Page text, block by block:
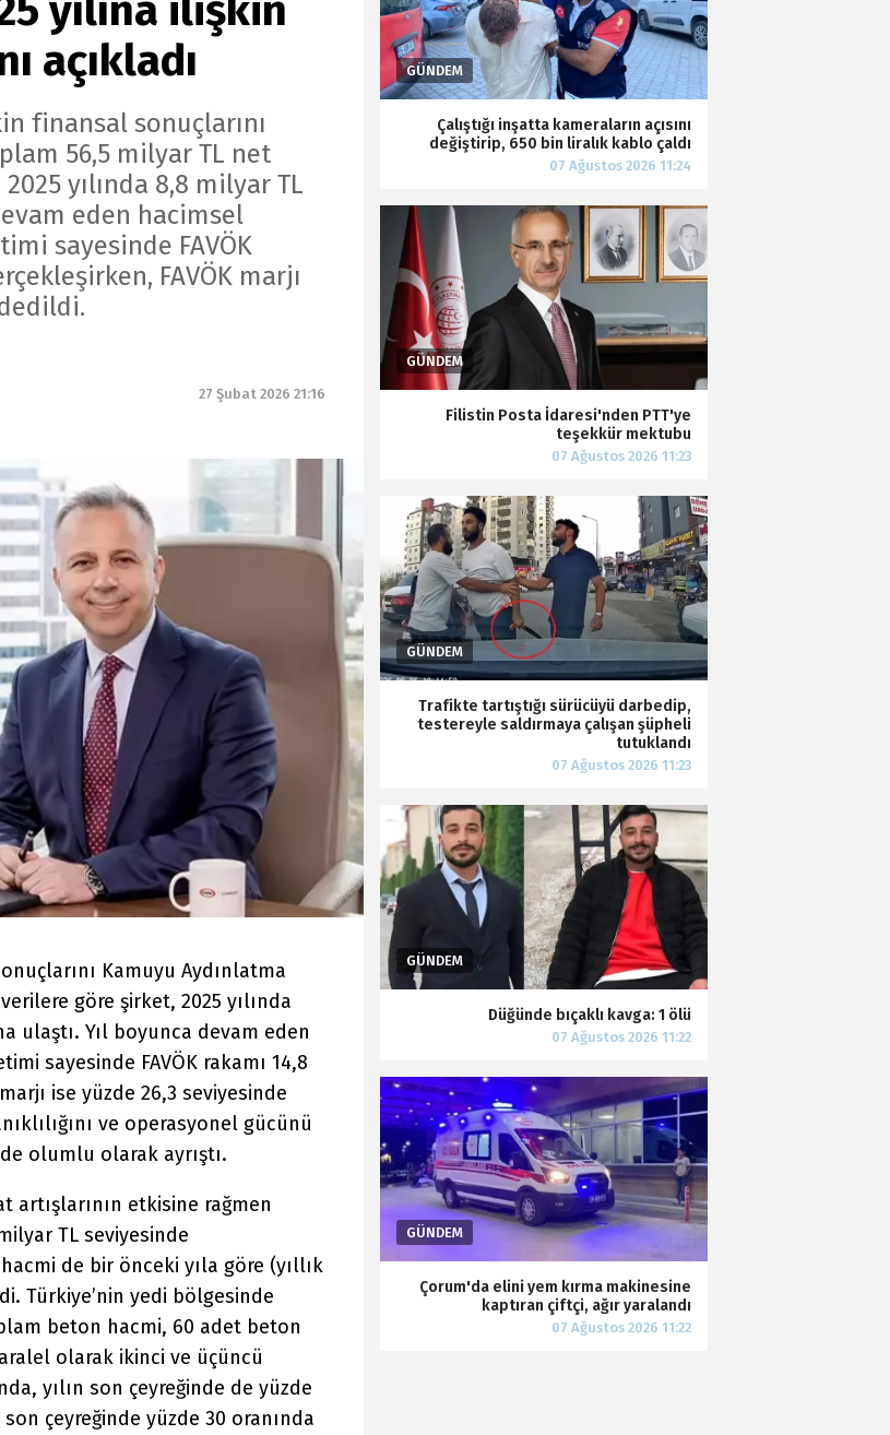
yılına ilişkin
açıkladı
finansal sonuçlarını
56,5 milyar TL net
yılında 8,8 milyar TL
eden hacimsel
sayesinde FAVÖK
FAVÖK marjı
27 Şubat 2026 21:16
Kamuyu Aydınlatma
göre şirket, 2025 yılında
ulaştı. Yıl boyunca devam eden
sayesinde FAVÖK rakamı 14,8
ise yüzde 26,3 seviyesinde
ve operasyonel gücünü
olumlu olarak ayrıştı.
artışlarının etkisine rağmen
TL seviyesinde
de bir önceki yıla göre (yıllık
Türkiye’nin yedi bölgesinde
beton hacmi, 60 adet beton
olarak ikinci ve üçüncü
yılın son çeyreğinde de yüzde
çeyreğinde yüzde 30 oranında
Çalıştığı inşatta kameraların açısını
değiştirip, 650 bin liralık kablo çaldı
Filistin Posta İdaresi'nden PTT'ye
teşekkür mektubu
Trafikte tartıştığı sürücüyü darbedip,
testereyle saldırmaya çalışan şüpheli
tutuklandı
Düğünde bıçaklı kavga: 1 ölü
Çorum'da elini yem kırma makinesine
kaptıran çiftçi, ağır yaralandı